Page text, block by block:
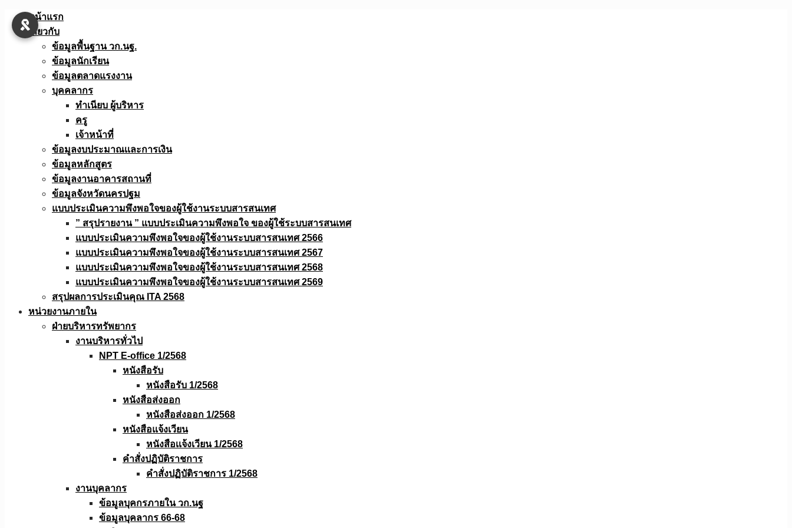
Skip
หน้าแรก
เกี่ยวกับ
ข้อมูลพื้นฐาน วก.นฐ.
ข้อมูลนักเรียน
ข้อมูลตลาดแรงงาน
บุคคลากร
ทำเนียบ ผู้บริหาร
ครู
เจ้าหน้าที่
ข้อมูลงบประมาณเเละการเงิน
ข้อมูลหลักสูตร
ข้อมูลงานอาคารสถานที่
ข้อมูลจังหวัดนครปฐม
แบบประเมินความพึงพอใจของผู้ใช้งานระบบสารสนเทศ
” สรุปรายงาน ” แบบประเมินความพึงพอใจ ของผู้ใช้ระบบสารสนเทศ
แบบประเมินความพึงพอใจของผู้ใช้งานระบบสารสนเทศ 2566
แบบประเมินความพึงพอใจของผู้ใช้งานระบบสารสนเทศ 2567
แบบประเมินความพึงพอใจของผู้ใช้งานระบบสารสนเทศ 2568
แบบประเมินความพึงพอใจของผู้ใช้งานระบบสารสนเทศ 2569
สรุปผลการประเมินคุณ ITA 2568
หน่วยงานภายใน
ฝ่ายบริหารทรัพยากร
งานบริหารทั่วไป
NPT E-office 1/2568
หนังสือรับ
หนังสือรับ 1/2568
หนังสือส่งออก
หนังสือส่งออก 1/2568
หนังสือแจ้งเวียน
หนังสือเเจ้งเวียน 1/2568
คำสั่งปฏิบัติราชการ
คำสั่งปฏิบัติราชการ 1/2568
งานบุคลากร
ข้อมูลบุคกรภายใน วก.นฐ
ข้อมูลบุคลากร 66-68